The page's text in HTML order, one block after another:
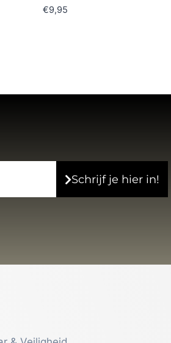
€9,95
Schrijf je hier in!